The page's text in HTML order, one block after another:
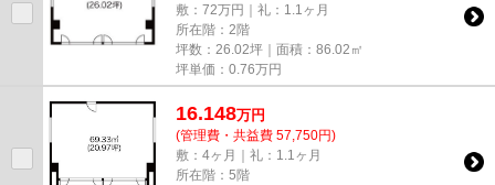
敷：72万円｜礼：1.1ヶ月
所在階：2階
坪数：26.02坪｜面積：86.02㎡
坪単価： 0.76万円
16.148万円
(管理費・共益費 57,750円)
敷：4ヶ月｜礼：1.1ヶ月
所在階：5階